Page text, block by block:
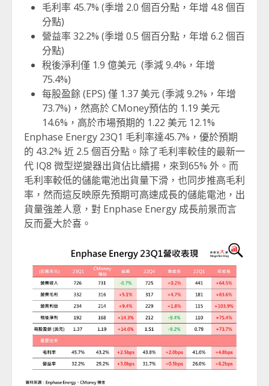
毛利率 45.7% (季增 2.0 個百分點，年增 4.8 個百
分點)
營益率 32.2% (季增 0.5 個百分點，年增 6.2 個百
分點)
稅後淨利僅 1.9 億美元 (季減 9.4%，年增
75.4%)
每股盈餘 (EPS) 僅 1.37 美元 (季減 9.2%，年增
73.7%)，然高於 CMoney預估的 1.19 美元
14.6%，高於市場預期的 1.22 美元 12.1%
Enphase Energy 23Q1 毛利率達45.7%，優於預期
的 43.2% 近 2.5 個百分點。除了毛利率較佳的最新一
代 IQ8 微型逆變器出貨佔比續揚，來到65% 外。而
毛利率較低的儲能電池出貨量下滑，也同步推高毛利
率，然而這反映原先預期可高速成長的儲能電池，出
貨量強差人意，對 Enphase Energy 成長前景而言
反而憂大於喜。